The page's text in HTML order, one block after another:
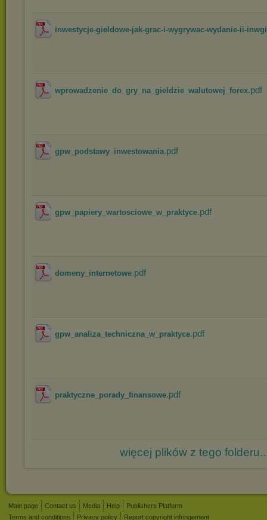
inwestycje-gieldowe-jak-grac-i-wygrywac-wydanie-ii-
wprowadzenie_do_gry_na_gieldzie_walutowej_forex.pdf
gpw_podstawy_inwestowania.pdf
gpw_papiery_wartosciowe_w_praktyce.pdf
domeny_internetowe.pdf
gpw_analiza_techniczna_w_praktyce.pdf
praktyczne_porady_finansowe.pdf
więcej plików z tego
Main page Contact us Media Help
Publishers Platform
Terms and conditions
Privacy policy Report copyright infringement